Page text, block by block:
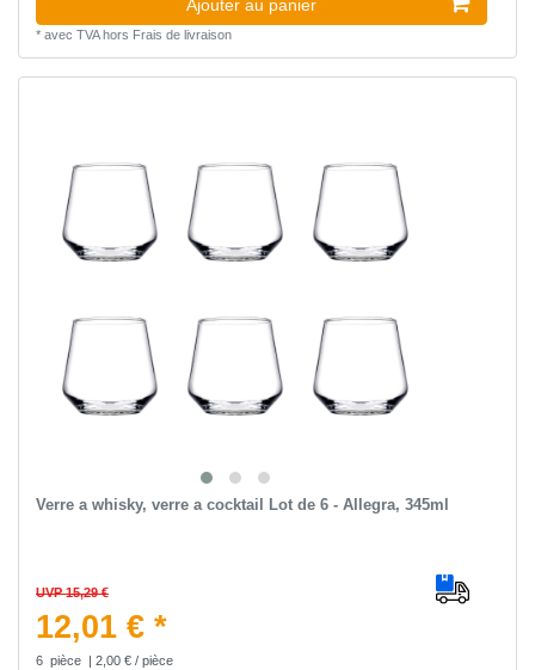
Ajouter au panier
* avec TVAhors Frais de livraison
Verre a whisky, verre a cocktail Lot de 6 - Allegra, 345ml
UVP 15,29 €
12,01 € *
6 pièce | 2,00 € / pièce